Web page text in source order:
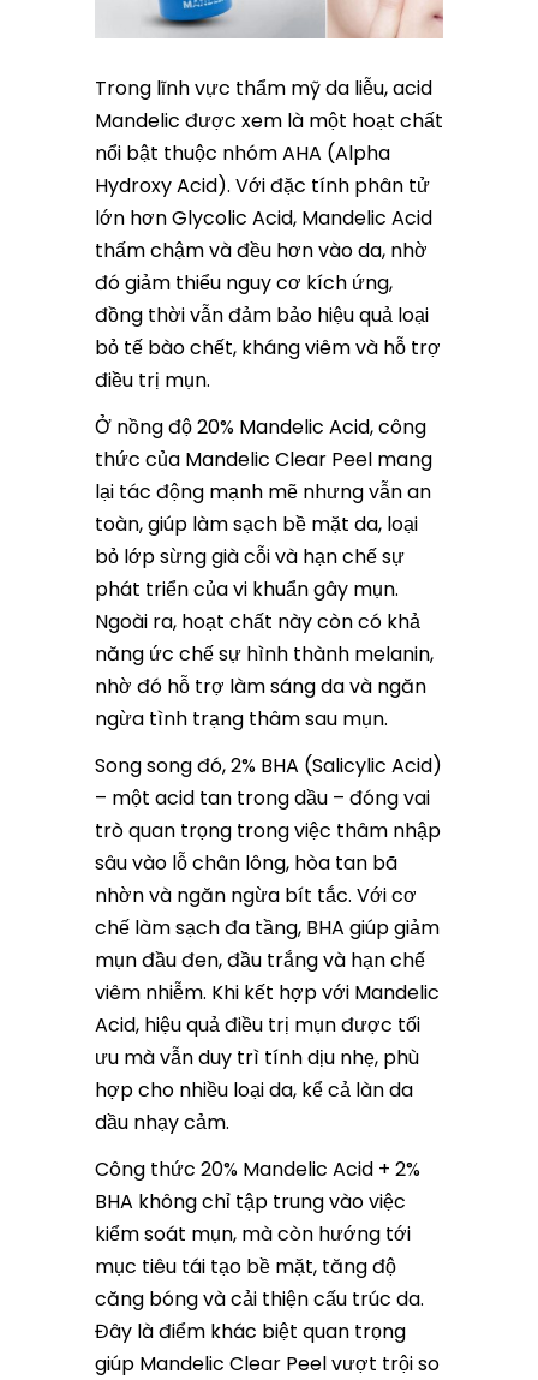
Trong lĩnh vực thẩm mỹ da liễu, acid
Mandelic được xem là một hoạt chất
nổi bật thuộc nhóm AHA (Alpha
Hydroxy Acid). Với đặc tính phân tử
lớn hơn Glycolic Acid, Mandelic Acid
thấm chậm và đều hơn vào da, nhờ
đó giảm thiểu nguy cơ kích ứng,
đồng thời vẫn đảm bảo hiệu quả loại
bỏ tế bào chết, kháng viêm và hỗ trợ
điều trị mụn.
Ở nồng độ 20% Mandelic Acid, công
thức của Mandelic Clear Peel mang
lại tác động mạnh mẽ nhưng vẫn an
toàn, giúp làm sạch bề mặt da, loại
bỏ lớp sừng già cỗi và hạn chế sự
phát triển của vi khuẩn gây mụn.
Ngoài ra, hoạt chất này còn có khả
năng ức chế sự hình thành melanin,
nhờ đó hỗ trợ làm sáng da và ngăn
ngừa tình trạng thâm sau mụn.
Song song đó, 2% BHA (Salicylic Acid)
– một acid tan trong dầu – đóng vai
trò quan trọng trong việc thâm nhập
sâu vào lỗ chân lông, hòa tan bã
nhờn và ngăn ngừa bít tắc. Với cơ
chế làm sạch đa tầng, BHA giúp giảm
mụn đầu đen, đầu trắng và hạn chế
viêm nhiễm. Khi kết hợp với Mandelic
Acid, hiệu quả điều trị mụn được tối
ưu mà vẫn duy trì tính dịu nhẹ, phù
hợp cho nhiều loại da, kể cả làn da
dầu nhạy cảm.
Công thức 20% Mandelic Acid + 2%
BHA không chỉ tập trung vào việc
kiểm soát mụn, mà còn hướng tới
mục tiêu tái tạo bề mặt, tăng độ
căng bóng và cải thiện cấu trúc da.
Đây là điểm khác biệt quan trọng
giúp Mandelic Clear Peel vượt trội so